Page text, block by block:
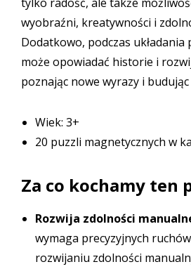
wyobraźni, kreatywności i
Dodatkowo, podczas układania
może opowiadać historie i
poznając nowe wyrazy i budując
Wiek: 3+
20 puzzli magnetycznych w
Za co kochamy ten
Rozwija zdolności
wymaga precyzyjnych
rozwijaniu zdolności